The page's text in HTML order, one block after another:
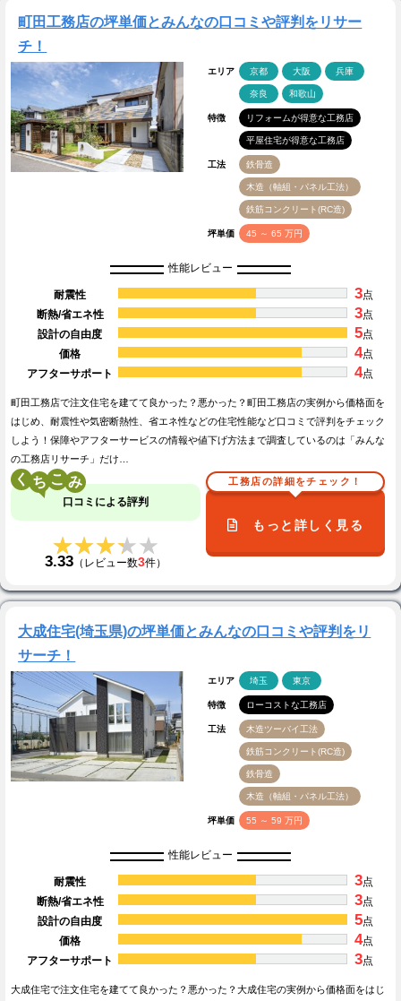
町田工務店の坪単価とみんなの口コミや評判をリサー
チ！
エリア 京都 大阪 兵庫
奈良 和歌山
特徴 リフォームが得意な工務店
平屋住宅が得意な工務店
工法 鉄骨造
木造（軸組・パネル工法）
鉄筋コンクリート(RC造)
坪単価 45 ～ 65 万円
性能レビュー
耐震性 3点
断熱/省エネ性
3点
設計の自由度
5点
価格
4点
アフターサポート
4点
町田工務店で注文住宅を建てて良かった？悪かった？町田工務店の実例から価格面を
はじめ、耐震性や気密断熱性、省エネ性などの住宅性能など口コミで評判をチェック
しよう！保障やアフターサービスの情報や値下げ方法まで調査しているのは「みんな
の工務店リサーチ」だけ…
く こ
口コミによる評判
★★★★★
★★★★★
3.33 （レビュー数3件）
工務店の詳細をチェック！
もっと詳しく見る
大成住宅(埼玉県)の坪単価とみんなの口コミや評判をリ
サーチ！
エリア 埼玉 東京
特徴 ローコストな工務店
工法 木造ツーバイ工法
鉄筋コンクリート(RC造)
鉄骨造
木造（軸組・パネル工法）
坪単価 55 ～ 59 万円
性能レビュー
耐震性 3点
断熱/省エネ性
3点
設計の自由度
5点
価格
4点
アフターサポート
3点
大成住宅で注文住宅を建てて良かった？悪かった？大成住宅の実例から価格面をはじ